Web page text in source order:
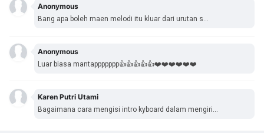
Anonymous
Bang apa boleh maen melodi itu kluar dari urutan s...
Anonymous
Luar biasa mantappppppp👍👍👍👍👍❤️❤️❤️❤️❤️❤️
Karen Putri Utami
Bagaimana cara mengisi intro kyboard dalam mengiri...